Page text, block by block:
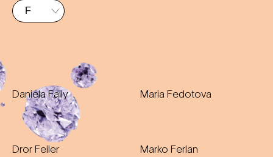
Daniela Fally Maria Fedotova
Dror Feiler Marko Ferlan